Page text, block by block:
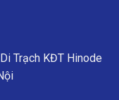
Trạch KĐT Hinode